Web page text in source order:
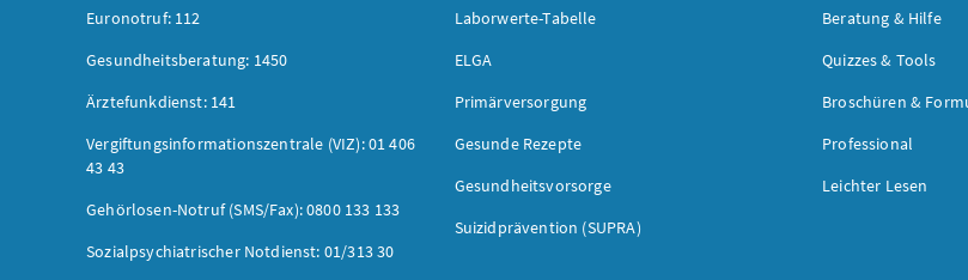
Euronotruf: 112
Gesundheitsberatung: 1450
Ärztefunkdienst: 141
Vergiftungsinformationszentrale (VIZ): 01 406
43 43
Gehörlosen-Notruf (SMS/Fax): 0800 133 133
Sozialpsychiatrischer Notdienst: 01/313 30
Laborwerte-Tabelle
ELGA
Primärversorgung
Gesunde Rezepte
Gesundheitsvorsorge
Suizidprävention (SUPRA)
Beratung & Hilfe
Quizzes & Tools
Broschüren &
Professional
Leichter Lesen